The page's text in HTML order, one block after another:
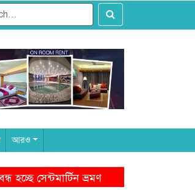
আরও
অবস্থানের কারণেই নাসীরুদ্দীন পাটওয়ারীর